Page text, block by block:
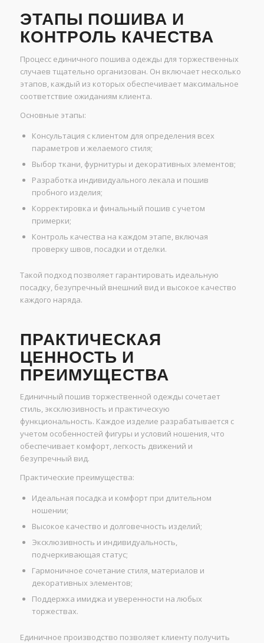
ЭТАПЫ ПОШИВА И
КОНТРОЛЬ КАЧЕСТВА
Процесс единичного пошива одежды для торжественных
случаев тщательно организован. Он включает несколько
этапов, каждый из которых обеспечивает максимальное
соответствие ожиданиям клиента.
Основные этапы:
Консультация с клиентом для определения всех
параметров и желаемого стиля;
Выбор ткани, фурнитуры и декоративных элементов;
Разработка индивидуального лекала и пошив
пробного изделия;
Корректировка и финальный пошив с учетом
примерки;
Контроль качества на каждом этапе, включая
проверку швов, посадки и отделки.
Такой подход позволяет гарантировать идеальную
посадку, безупречный внешний вид и высокое качество
каждого наряда.
ПРАКТИЧЕСКАЯ
ЦЕННОСТЬ И
ПРЕИМУЩЕСТВА
Единичный пошив торжественной одежды сочетает
стиль, эксклюзивность и практическую
функциональность. Каждое изделие разрабатывается с
учетом особенностей фигуры и условий ношения, что
обеспечивает комфорт, легкость движений и
безупречный вид.
Практические преимущества:
Идеальная посадка и комфорт при длительном
ношении;
Высокое качество и долговечность изделий;
Эксклюзивность и индивидуальность,
подчеркивающая статус;
Гармоничное сочетание стиля, материалов и
декоративных элементов;
Поддержка имиджа и уверенности на любых
торжествах.
Единичное производство позволяет клиенту получить